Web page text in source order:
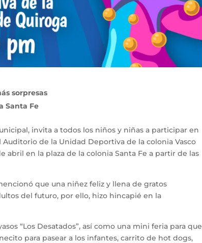
sorpresas
Santa Fe
invita a todos los niños y niñas a participar en
de la Unidad Deportiva de la colonia Vasco
abril en la plaza de la colonia Santa Fe a partir de las
que una niñez feliz y llena de gratos
del futuro, por ello, hizo hincapié en la
“Los Desatados”, así como una mini feria para que
para pasear a los infantes, carrito de hot dogs,